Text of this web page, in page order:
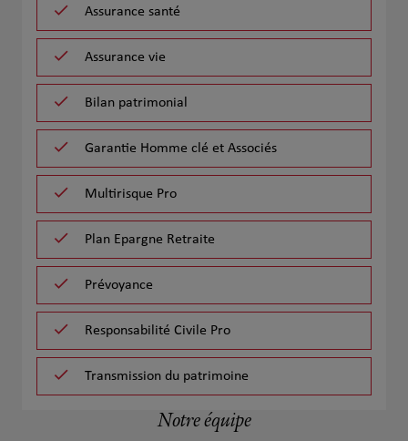
Assurance santé
Assurance vie
Bilan patrimonial
Garantie Homme clé et Associés
Multirisque Pro
Plan Epargne Retraite
Prévoyance
Responsabilité Civile Pro
Transmission du patrimoine
Notre équipe